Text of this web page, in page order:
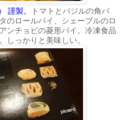
謹製。
トマトとバジルの角パ
のロールパイ、シェーブルのロ
ンチョビの菱形パイ。冷凍食品
しっかりと美味しい。